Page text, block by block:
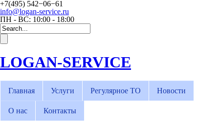
+7(495) 542−06−61
info@logan-service.ru
ПН - ВС: 10:00 - 18:00
LOGAN-SERVICE
Главная Услуги Регулярное ТО Новости
О нас Контакты